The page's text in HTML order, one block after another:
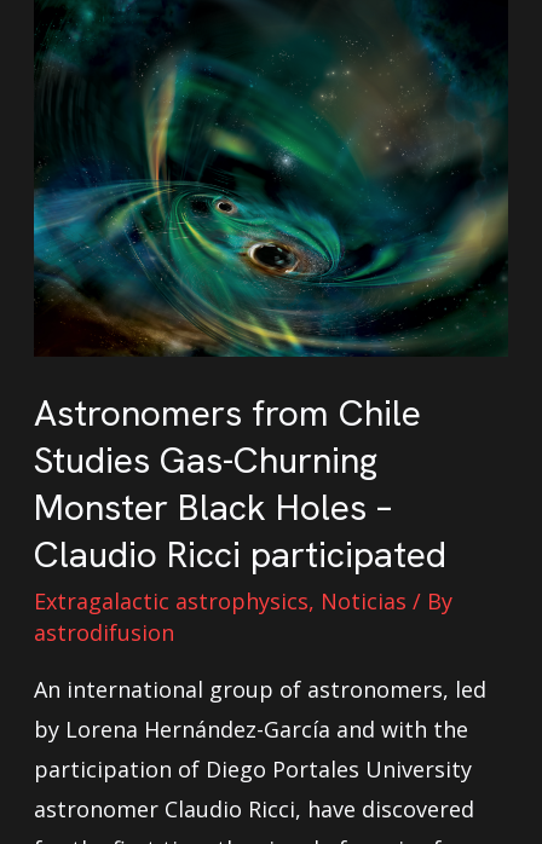
Astronomers from Chile
Studies Gas-Churning
Monster Black Holes –
Claudio Ricci participated
Extragalactic astrophysics, Noticias / By
astrodifusion
An international group of astronomers, led
by Lorena Hernández-García and with the
participation of Diego Portales University
astronomer Claudio Ricci, have discovered